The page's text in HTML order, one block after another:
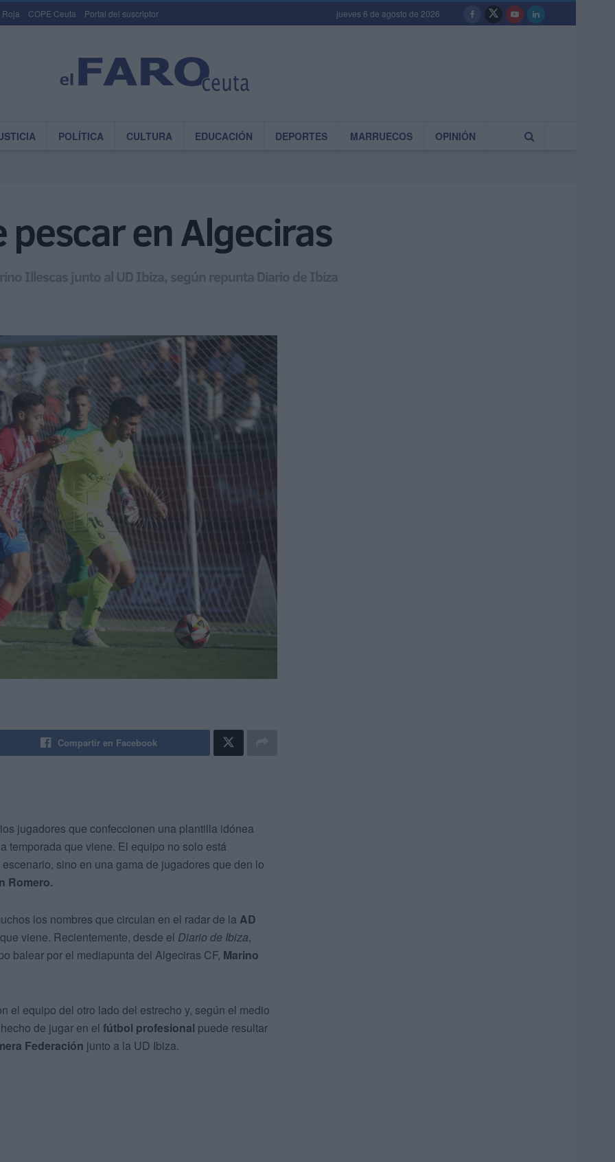
Roja COPE Ceuta Portal del suscriptor jueves 6 de agosto de 2026
POLÍTICA CULTURA EDUCACIÓN DEPORTES MARRUECOS OPINIÓN
pescar en Algeciras
Illescas junto al UD Ibiza, según repunta Diario de Ibiza
Compartir en Facebook
jugadores que confeccionen una plantilla idónea
temporada que viene. El equipo no solo está
sino en una gama de jugadores que den lo
Romero.
los nombres que circulan en el radar de la AD
viene. Recientemente, desde el Diario de Ibiza,
balear por el mediapunta del Algeciras CF, Marino
el equipo del otro lado del estrecho y, según el medio
de jugar en el fútbol profesional puede resultar
Federación junto a la UD Ibiza.